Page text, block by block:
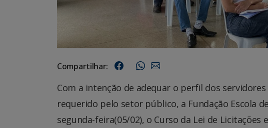
Compartilhar:
Com a intenção de adequar o perfil dos
requerido pelo setor público, a Fundação Escola
segunda-feira(05/02), o Curso da Lei de Licitações